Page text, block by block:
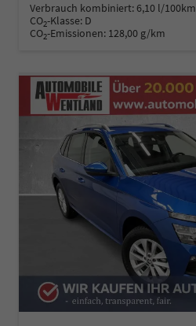
Verbrauch kombiniert:6,10 l/100km
CO2-Klasse: D
CO2-Emissionen: 128,00 g/km